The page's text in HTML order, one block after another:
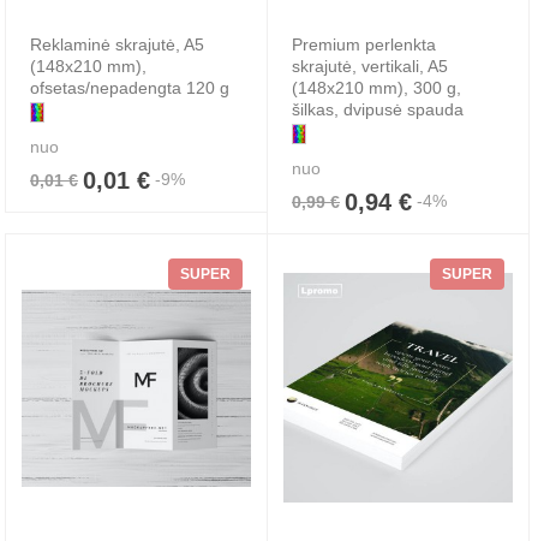
Reklaminė skrajutė, A5
(148x210 mm),
ofsetas/nepadengta 120 g
nuo
0,01 € 0,01 € -9%
Premium perlenkta
skrajutė, vertikali, A5
(148x210 mm), 300 g,
šilkas, dvipusė spauda
nuo
0,99 € 0,94 € -4%
SUPER SUPER